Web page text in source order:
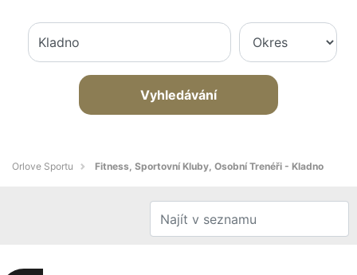
Vyhledávání
Orlove Sportu Fitness, Sportovní Kluby, Osobní Trenéři - Kladno